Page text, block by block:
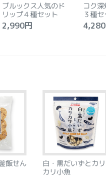
ブルックス人気のド
リップ４種セット
2,990円
コク
３種
4,280
飯せん 白・黒だいずとカリ
カリ小魚